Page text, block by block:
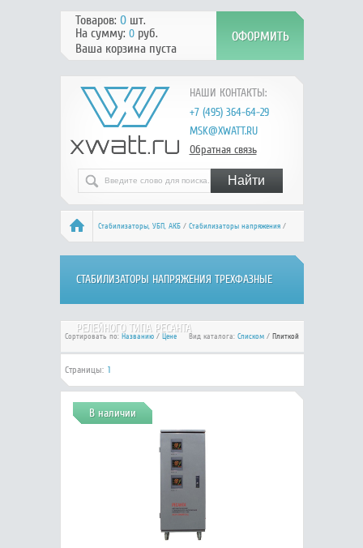
НАШИ КОНТАКТЫ:
+7 (495) 364-64-29
MSK@XWATT.RU
Обратная связь
Товаров: 0шт.
На сумму: 0руб.
Ваша корзина пуста
Стабилизаторы, УБП, АКБ/ Стабилизаторы напряжения/
Релейного типа 380В/ РЕСАНТА
СТАБИЛИЗАТОРЫ НАПРЯЖЕНИЯ ТРЕХФАЗНЫЕ
РЕЛЕЙНОГО ТИПА РЕСАНТА
Сортировать по: Названию/ Цене Вид каталога: Списком/ Плиткой
Страницы: 1
В наличии